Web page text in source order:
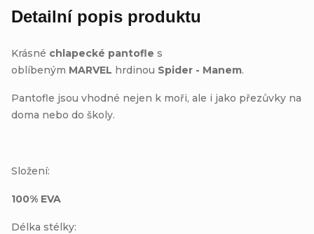
Detailní popis produktu
Krásné chlapecké pantofle s
oblíbeným MARVEL hrdinou Spider - Manem.
Pantofle jsou vhodné nejen k moři, ale i jako přezůvky na
doma nebo do školy.
Složení:
100% EVA
Délka stélky: